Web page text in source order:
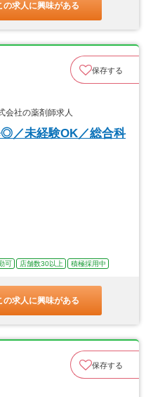
の求人に興味がある
保存する
社の薬剤師求人
／未経験OK／総合科
可 店舗数30以上 積極採用中
の求人に興味がある
保存する